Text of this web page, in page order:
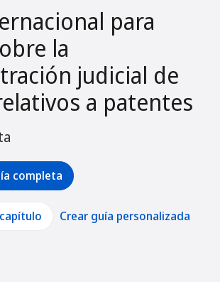
para
la
judicial de
a patentes
completa
Crear guía personalizada